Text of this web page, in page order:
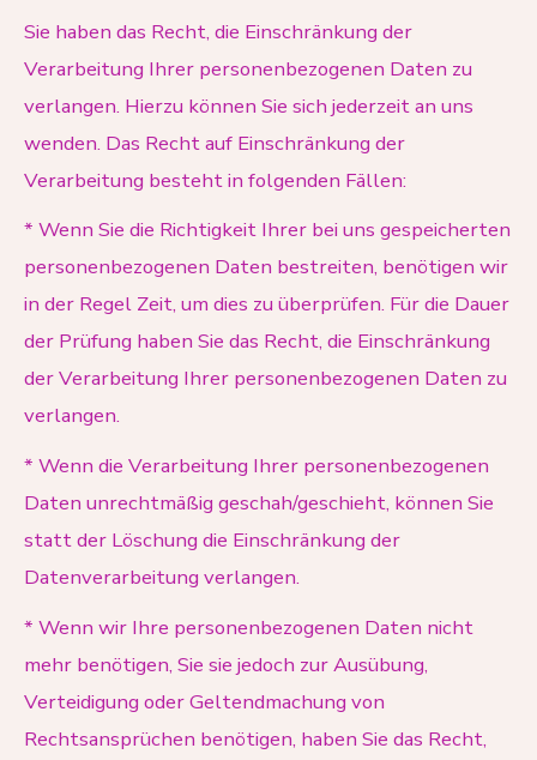
Sie haben das Recht, die Einschränkung der
Verarbeitung Ihrer personenbezogenen Daten zu
verlangen. Hierzu können Sie sich jederzeit an uns
wenden. Das Recht auf Einschränkung der
Verarbeitung besteht in folgenden Fällen:
* Wenn Sie die Richtigkeit Ihrer bei uns gespeicherten
personenbezogenen Daten bestreiten, benötigen wir
in der Regel Zeit, um dies zu überprüfen. Für die Dauer
der Prüfung haben Sie das Recht, die Einschränkung
der Verarbeitung Ihrer personenbezogenen Daten zu
verlangen.
* Wenn die Verarbeitung Ihrer personenbezogenen
Daten unrechtmäßig geschah/geschieht, können Sie
statt der Löschung die Einschränkung der
Datenverarbeitung verlangen.
* Wenn wir Ihre personenbezogenen Daten nicht
mehr benötigen, Sie sie jedoch zur Ausübung,
Verteidigung oder Geltendmachung von
Rechtsansprüchen benötigen, haben Sie das Recht,